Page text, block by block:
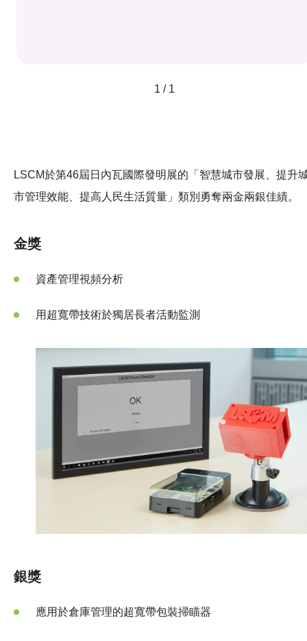
1 / 1
LSCM於第46屆日內瓦國際發明展的「智慧城市發展、提升
市管理效能、提高人民生活質量」類別勇奪兩金兩銀佳績。
金獎
資產管理視頻分析
用超寬帶技術於獨居長者活動監測
銀獎
應用於倉庫管理的超寬帶包裝掃瞄器